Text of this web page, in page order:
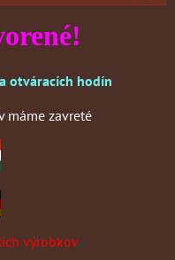
otváracích hodín
máme zavreté
výrobkov